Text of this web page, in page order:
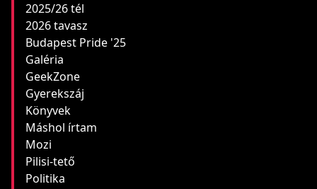
2025/26 tél
2026 tavasz
Budapest Pride '25
Galéria
GeekZone
Gyerekszáj
Könyvek
Máshol írtam
Mozi
Pilisi-tető
Politika